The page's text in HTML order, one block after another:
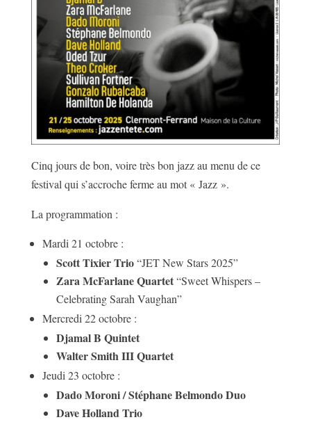
Cinq jours de bon, voire très bon jazz au menu de ce
festival qui s’accroche ferme au mot « Jazz ».
La programmation :
Mardi 21 octobre :
Scott Tixier Trio“JET New Stars 2025”
Zara McFarlane Quartet“Sweet Whispers –
Celebrating Sarah Vaughan”
Mercredi 22 octobre :
Djamal B Quintet
Walter Smith III Quartet
Jeudi 23 octobre :
Dado Moroni / Stéphane Belmondo Duo
Dave Holland Trio